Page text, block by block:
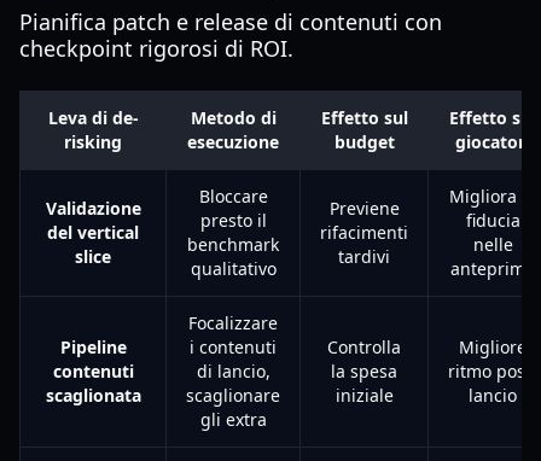
Pianifica patch e release di contenuti con
checkpoint rigorosi di ROI.
Leva di de-
risking
Metodo di
esecuzione
Effetto sul
budget
Effetto sui
giocatori
Validazione
del vertical
slice
Bloccare
presto il
benchmark
qualitativo
Previene
rifacimenti
tardivi
Migliora la
fiducia
nelle
anteprime
Pipeline
contenuti
scaglionata
Focalizzare
i contenuti
di lancio,
scaglionare
gli extra
Controlla
la spesa
iniziale
Migliore
ritmo post-
lancio